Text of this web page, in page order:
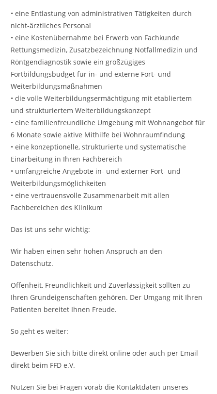
• eine Entlastung von administrativen Tätigkeiten durch
nicht-ärztliches Personal
• eine Kostenübernahme bei Erwerb von Fachkunde
Rettungsmedizin, Zusatzbezeichnung Notfallmedizin und
Röntgendiagnostik sowie ein großzügiges
Fortbildungsbudget für in- und externe Fort- und
Weiterbildungsmaßnahmen
• die volle Weiterbildungsermächtigung mit etabliertem
und strukturiertem Weiterbildungskonzept
• eine familienfreundliche Umgebung mit Wohnangebot für
6 Monate sowie aktive Mithilfe bei Wohnraumfindung
• eine konzeptionelle, strukturierte und systematische
Einarbeitung in Ihren Fachbereich
• umfangreiche Angebote in- und externer Fort- und
Weiterbildungsmöglichkeiten
• eine vertrauensvolle Zusammenarbeit mit allen
Fachbereichen des Klinikum
Das ist uns sehr wichtig:
Wir haben einen sehr hohen Anspruch an den
Datenschutz.
Offenheit, Freundlichkeit und Zuverlässigkeit sollten zu
Ihren Grundeigenschaften gehören. Der Umgang mit Ihren
Patienten bereitet Ihnen Freude.
So geht es weiter:
Bewerben Sie sich bitte direkt online oder auch per Email
direkt beim FFD e.V.
Nutzen Sie bei Fragen vorab die Kontaktdaten unseres